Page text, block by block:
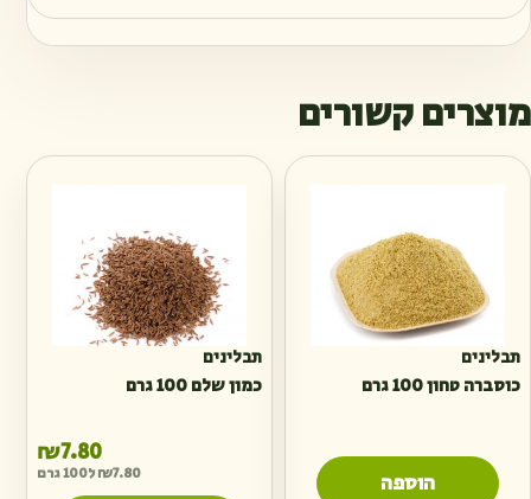
מוצרים קשורים
תבלינים
כוסברה טחון 100 גרם
הוספה
תבלינים
כמון שלם 100 גרם
₪7.80
₪7.80 ל100 גרם